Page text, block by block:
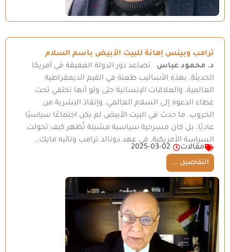
ترامب وبينس إهانة للبيت الأبيض باسم السلام
د. محمود عباس تصاعد دور الدولة العميقة في أمريكا
الحديثة، بهذه الأساليب طعنة في القيم الديمقراطية
العالمية، والعلاقات الإنسانية حتى ولو أنها تختفي تحت
غطاء الدعوة إلى السلام العالمي، وإنقاذ البشرية من
الحروب. ما حدث في البيت الأبيض لم يكن اجتماعًا سياسيًا
عاديًا، بل كان مسرحية سياسية مشينة تُظهر كيف تحولت
السياسة الأمريكية، في عهد دونالد ترامب ونائبه مايك…
مقالات
2025-03-02
التفاصيل ...